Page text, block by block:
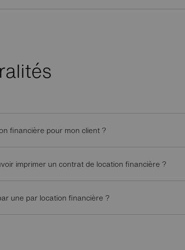
financière pour mon client ?
imprimer un contrat de location financière ?
une par location financière ?